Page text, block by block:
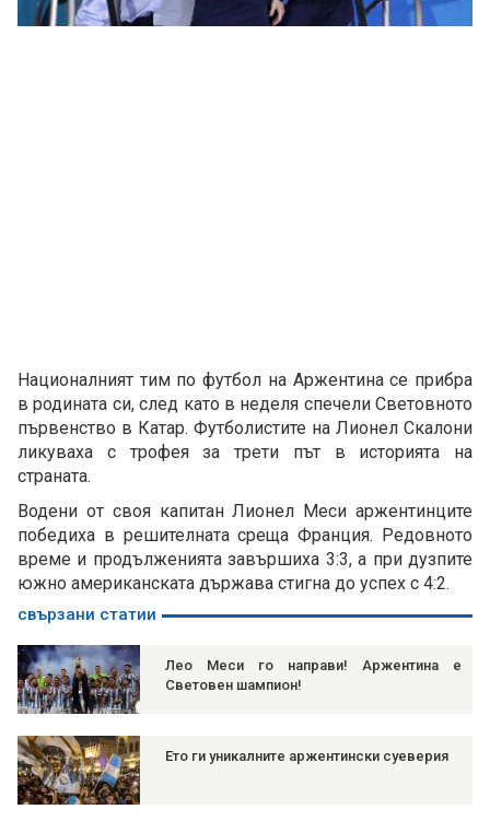
Националният тим по футбол на Аржентина се прибра
в родината си, след като в неделя спечели Световното
първенство в Катар. Футболистите на Лионел Скалони
ликуваха с трофея за трети път в историята на
страната.
Водени от своя капитан Лионел Меси аржентинците
победиха в решителната среща Франция. Редовното
време и продълженията завършиха 3:3, а при дузпите
южно американската държава стигна до успех с 4:2.
свързани статии
Лео Меси го направи! Аржентина е
Световен шампион!
Ето ги уникалните аржентински суеверия